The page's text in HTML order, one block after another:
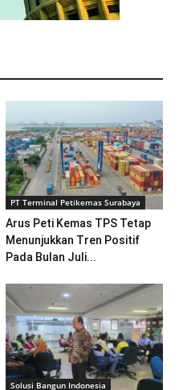
PT Terminal Petikemas Surabaya
Arus Peti Kemas TPS Tetap
Menunjukkan Tren Positif
Pada Bulan Juli...
Solusi Bangun Indonesia